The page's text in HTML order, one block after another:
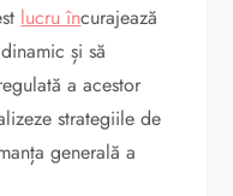
lucru încurajează
și să
a acestor
strategiile de
generală a